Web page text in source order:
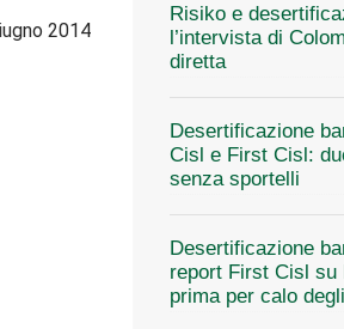
2014
Risiko e
l’intervista di
diretta
Desertificazione
Cisl e First Cisl:
senza sportelli
Desertificazione
report First Cisl su
prima per calo